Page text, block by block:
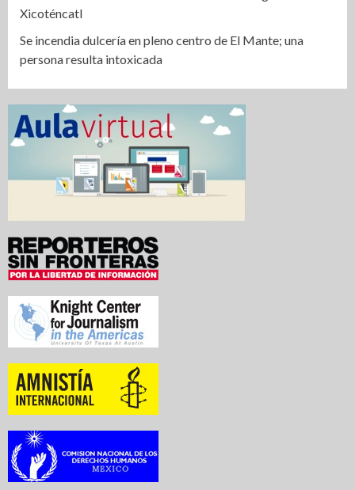
Xicoténcatl
Se incendia dulcería en pleno centro de El Mante; una
persona resulta intoxicada